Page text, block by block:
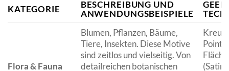
KATEGORIE
BESCHREIBUNG UND
ANWENDUNGSBEISPIELE
Flora & Fauna
Blumen, Pflanzen, Bäume,
Tiere, Insekten. Diese Motive
sind zeitlos und vielseitig. Von
detailreichen botanischen
Point,